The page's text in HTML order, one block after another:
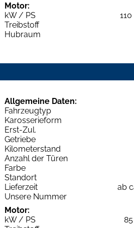
Motor:
kW / PS
Treibstoff
Hubraum
Allgemeine Daten:
Fahrzeugtyp
Karosserieform
Erst-Zul.
Getriebe
Kilometerstand
Anzahl der Türen
Farbe
Standort
Lieferzeit
ab
Unsere Nummer
Motor:
kW / PS